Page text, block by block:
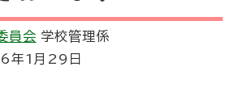
員会 学校管理係
年1月29日